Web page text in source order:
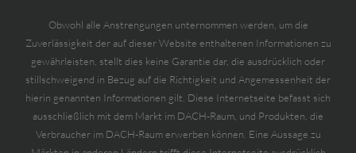
Obwohl alle Anstrengungen unternommen werden, um die
Zuverlässigkeit der auf dieser Website enthaltenen Informationen zu
gewährleisten, stellt dies keine Garantie dar, die ausdrücklich oder
stillschweigend in Bezug auf die Richtigkeit und Angemessenheit der
hierin genannten Informationen gilt. Diese Internetseite befasst sich
ausschließlich mit dem Markt im DACH-Raum, und Produkten, die
Verbraucher im DACH-Raum erwerben können. Eine Aussage zu